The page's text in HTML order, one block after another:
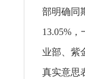
部明确同
13.05%
业部、紫
真实意思